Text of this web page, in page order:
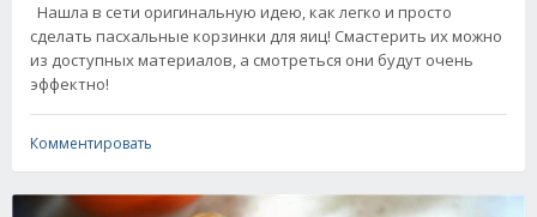
Нашла в сети оригинальную идею, как легко и просто
сделать пасхальные корзинки для яиц! Смастерить их можно
из доступных материалов, а смотреться они будут очень
эффектно!
Комментировать